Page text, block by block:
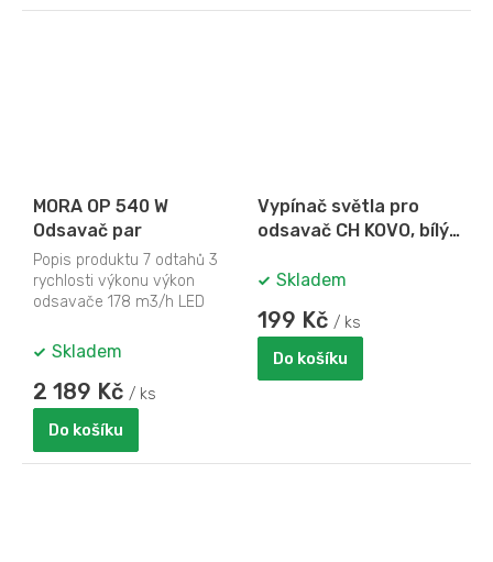
MORA OP 540 W
Odsavač par
Popis produktu 7 odtahů 3
rychlosti výkonu výkon
odsavače 178 m3/h LED
skleněná...
Skladem
2 189 Kč / ks
Do košíku
Vypínač světla pro
odsavač CH KOVO, bílý
Skladem
199 Kč / ks
Do košíku